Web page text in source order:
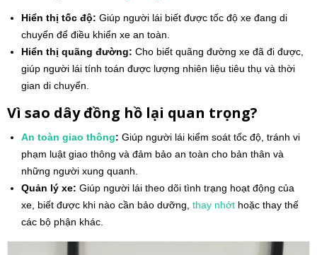
Hiển thị tốc độ: Giúp người lái biết được tốc độ xe đang di
chuyển để điều khiển xe an toàn.
Hiển thị quãng đường: Cho biết quãng đường xe đã đi được,
giúp người lái tính toán được lượng nhiên liệu tiêu thụ và thời
gian di chuyển.
Vì sao dây đồng hồ lại quan trọng?
An toàn giao thông: Giúp người lái kiểm soát tốc độ, tránh vi
phạm luật giao thông và đảm bảo an toàn cho bản thân và
những người xung quanh.
Quản lý xe: Giúp người lái theo dõi tình trạng hoạt động của
xe, biết được khi nào cần bảo dưỡng, thay nhớt hoặc thay thế
các bộ phận khác.